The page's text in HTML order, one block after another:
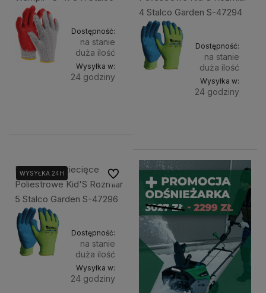
Dostępność:
na stanie
duża ilość
Wysyłka w:
24 godziny
4 Stalco Garden S-47294
Dostępność:
na stanie
duża ilość
Wysyłka w:
24 godziny
Rękawice Dziecięce
Poliestrowe Kid'S Rozmiar
5 Stalco Garden S-47296
WYSYŁKA 24H
Dostępność:
na stanie
duża ilość
Wysyłka w:
24 godziny
Do ulubionych